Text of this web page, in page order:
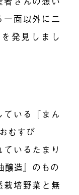
一面以外に二
発見しまし
いる『まん
むすび
いるたまり
醸造』のもの
培野菜と無